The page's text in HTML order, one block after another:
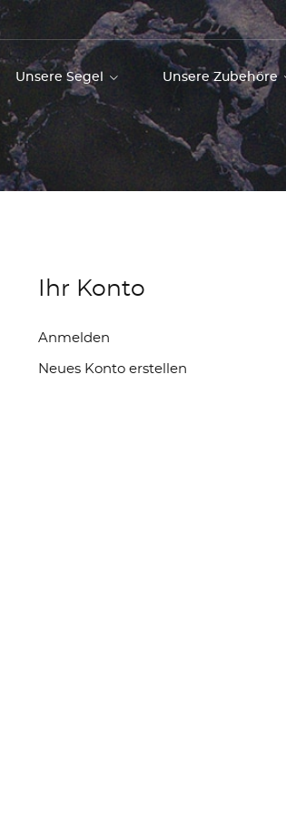
Unsere Segel Unsere Zubehöre
Ihr Konto
Anmelden
Neues Konto erstellen